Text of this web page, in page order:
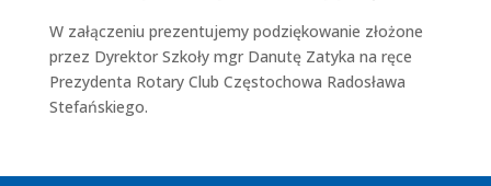
W załączeniu prezentujemy podziękowanie złożone
przez Dyrektor Szkoły mgr Danutę Zatyka na ręce
Prezydenta Rotary Club Częstochowa Radosława
Stefańskiego.